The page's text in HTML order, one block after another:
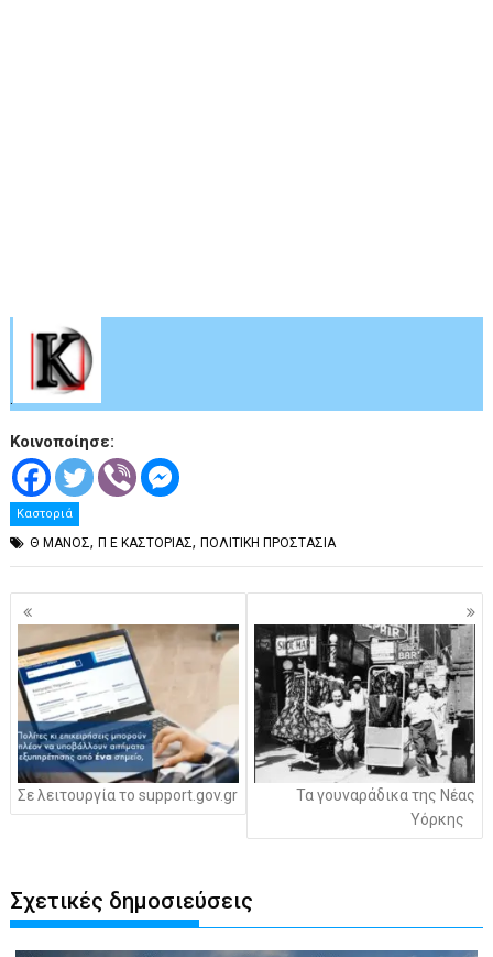
Κοινοποίησε:
Καστοριά
Θ ΜΑΝΟΣ,Π Ε ΚΑΣΤΟΡΙΑΣ,ΠΟΛΙΤΙΚΗ ΠΡΟΣΤΑΣΙΑ
Πλοήγηση
άρθρων
Σε λειτουργία το support.gov.gr
Τα γουναράδικα της Νέας
Υόρκης
Σχετικές δημοσιεύσεις